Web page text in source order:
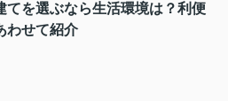
てを選ぶなら生活環境は？利便
わせて紹介